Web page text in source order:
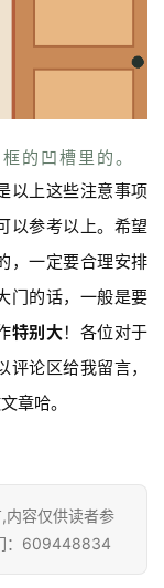
的凹槽里的。
以上这些注意事项
以参考以上。希望
，一定要合理安排
门的话，一般是要
特别大！各位对于
论区给我留言，
章哈。
内容仅供读者参
：609448834